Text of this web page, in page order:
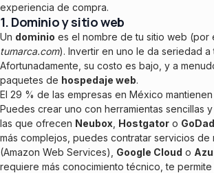
experiencia de compra.
1. Dominio y sitio web
Un dominio es el nombre de tu sitio web (por
tumarca.com). Invertir en uno le da seriedad a
Afortunadamente, su costo es bajo, y a
paquetes de hospedaje web.
El 29 % de las empresas en México
Puedes crear uno con herramientas sencillas
las que ofrecen Neubox Hostgator o
más complejos, puedes contratar servicios de
(Amazon Web Services), Google Cloud o
requiere más conocimiento técnico, te